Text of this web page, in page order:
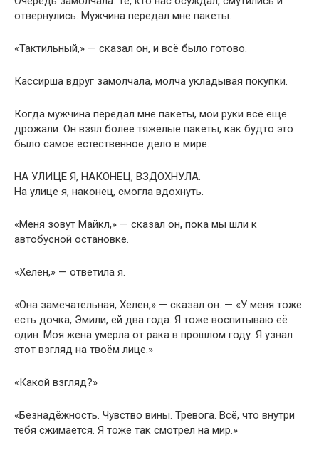
отвернулись. Мужчина передал мне пакеты.
«Тактильный,» — сказал он, и всё было готово.
Кассирша вдруг замолчала, молча укладывая покупки.
Когда мужчина передал мне пакеты, мои руки всё ещё
дрожали. Он взял более тяжёлые пакеты, как будто это
было самое естественное дело в мире.
НА УЛИЦЕ Я, НАКОНЕЦ, ВЗДОХНУЛА.
На улице я, наконец, смогла вдохнуть.
«Меня зовут Майкл,» — сказал он, пока мы шли к
автобусной остановке.
«Хелен,» — ответила я.
«Она замечательная, Хелен,» — сказал он. — «У меня тоже
есть дочка, Эмили, ей два года. Я тоже воспитываю её
один. Моя жена умерла от рака в прошлом году. Я узнал
этот взгляд на твоём лице.»
«Какой взгляд?»
«Безнадёжность. Чувство вины. Тревога. Всё, что внутри
тебя сжимается. Я тоже так смотрел на мир.»